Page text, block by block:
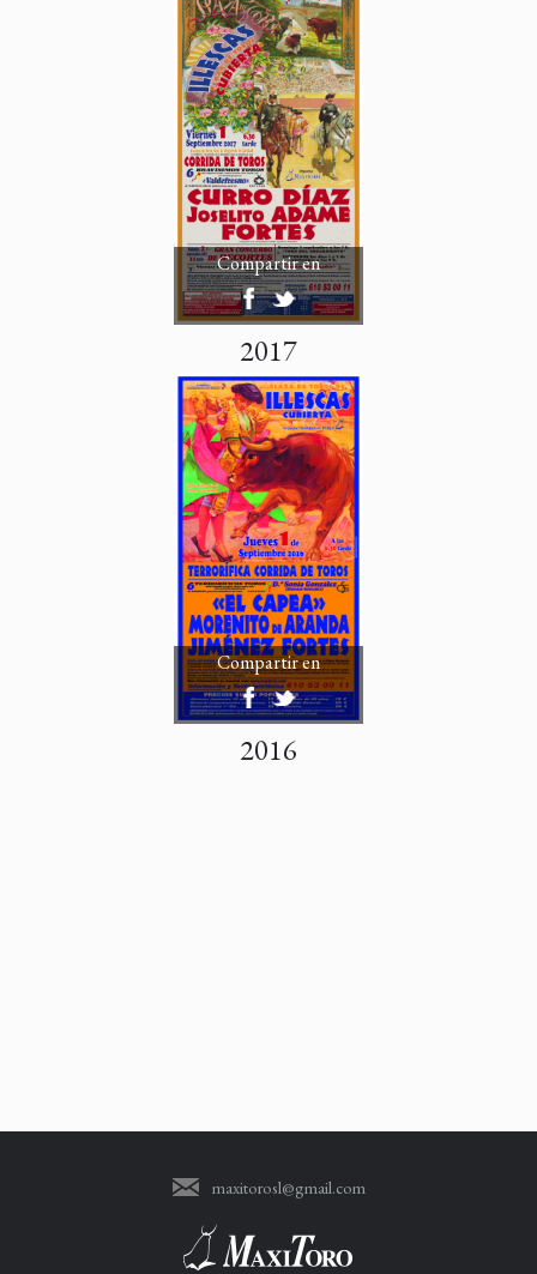
Compartir en
2017
Compartir en
2016
maxitorosl@gmail.com